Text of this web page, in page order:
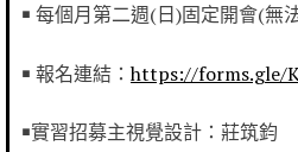
￭ 每個月第二週(日)固定開會(無
￭ 報名連結：https://forms.gle/
￭實習招募主視覺設計：莊筑鈞